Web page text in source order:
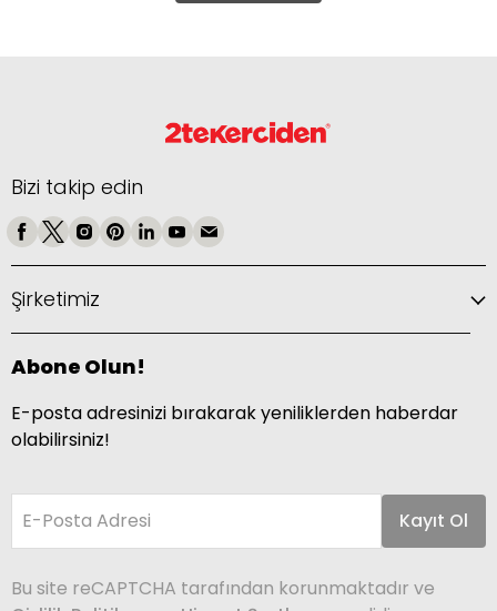
Bizi takip edin
Şirketimiz
Abone Olun!
E-posta adresinizi bırakarak yeniliklerden haberdar
olabilirsiniz!
E-Posta Adresi Kayıt Ol
Bu site reCAPTCHA tarafından korunmaktadır ve